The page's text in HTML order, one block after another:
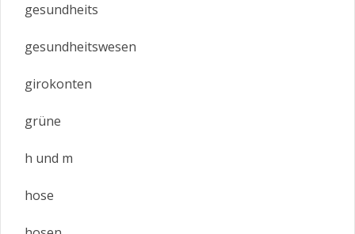
gesundheits
gesundheitswesen
girokonten
grüne
h und m
hose